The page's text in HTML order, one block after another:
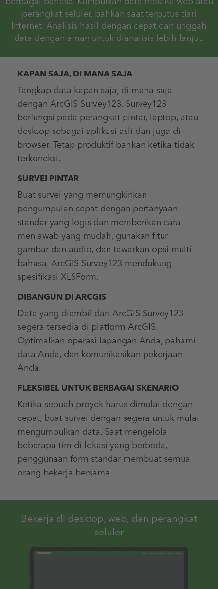
perangkat seluler, bahkan saat terputus dari
Internet. Analisis hasil dengan cepat dan unggah
data dengan aman untuk dianalisis lebih lanjut.
KAPAN SAJA, DI MANA SAJA
Tangkap data kapan saja, di mana saja
dengan ArcGIS Survey123. Survey123
berfungsi pada perangkat pintar, laptop, atau
desktop sebagai aplikasi asli dan juga di
browser. Tetap produktif bahkan ketika tidak
terkoneksi.
SURVEI PINTAR
Buat survei yang memungkinkan
pengumpulan cepat dengan pertanyaan
standar yang logis dan memberikan cara
menjawab yang mudah, gunakan fitur
gambar dan audio, dan tawarkan opsi multi
bahasa. ArcGIS Survey123 mendukung
spesifikasi XLSForm.
DIBANGUN DI ARCGIS
Data yang diambil dari ArcGIS Survey123
segera tersedia di platform ArcGIS.
Optimalkan operasi lapangan Anda, pahami
data Anda, dan komunikasikan pekerjaan
Anda.
FLEKSIBEL UNTUK BERBAGAI SKENARIO
Ketika sebuah proyek harus dimulai dengan
cepat, buat survei dengan segera untuk mulai
mengumpulkan data. Saat mengelola
beberapa tim di lokasi yang berbeda,
penggunaan form standar membuat semua
orang bekerja bersama.
Bekerja di desktop, web, dan perangkat
seluler